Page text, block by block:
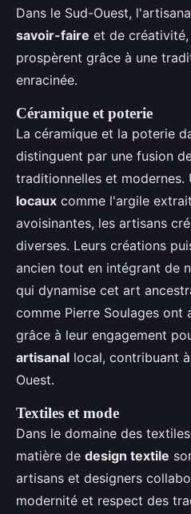
Dans le Sud-Ouest,
savoir-faire et de
prospèrent grâce à une
enracinée.
Céramique et poterie
La céramique et la poterie
distinguent par une fusion
traditionnelles et modernes.
locaux comme l'argile
avoisinantes, les artisans
diverses. Leurs créations
ancien tout en intégrant de
qui dynamise cet art
comme Pierre Soulages ont
grâce à leur engagement
artisanal local, contribuant
Ouest.
Textiles et mode
Dans le domaine des
matière de design textile
artisans et designers
modernité et respect des